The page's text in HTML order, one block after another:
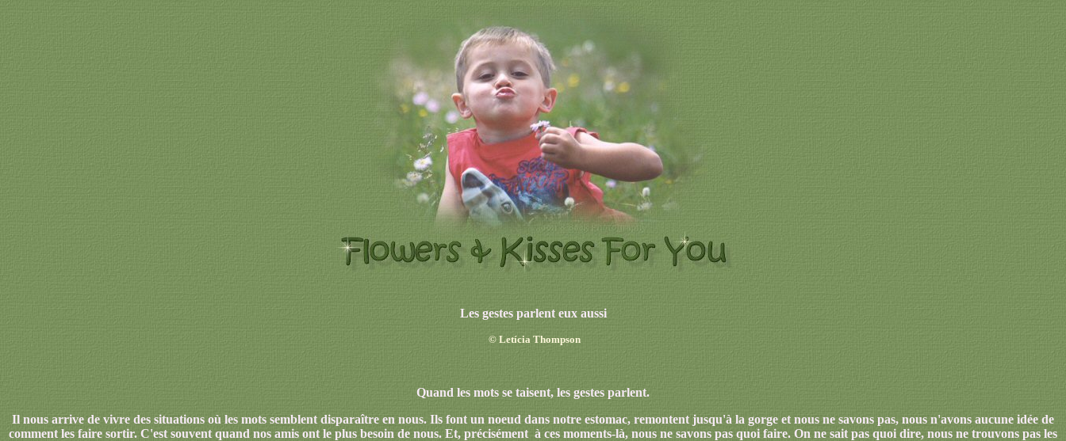
Les gestes parlent eux aussi
©Letícia Thompson
Quand les mots se taisent, les gestes parlent.
Il nous arrive de vivre des situations où les mots semblent disparaître en nous. Ils font un noeud dans notre estomac, remontent jusqu'à la gorge et nous ne savons pas, nous n'avons aucune idée de
comment les faire sortir. C'est souvent quand nos amis ont le plus besoin de nous. Et, précisément à ces moments-là, nous ne savons pas quoi faire. On ne sait pas quoi dire, nous ne trouvons pas les